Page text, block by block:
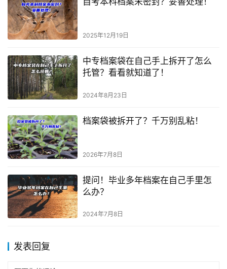
2025年12月19日
中专档案袋在自己手上拆开了怎么
托管？看看就知道了！
2024年8月23日
档案袋被拆开了？千万别乱粘！
2026年7月8日
提问！毕业多年档案在自己手里怎
么办？
2024年7月8日
发表回复